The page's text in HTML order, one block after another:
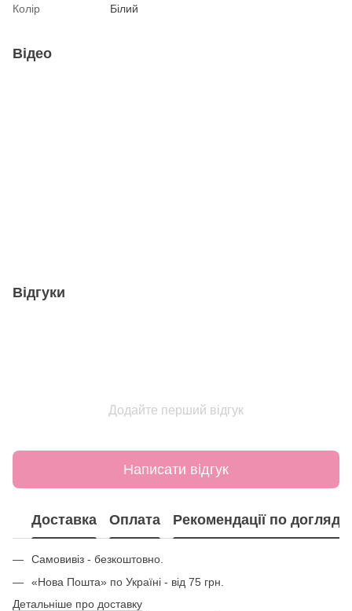
Колір
Білий
Відео
Відгуки
Додайте перший відгук
Написати відгук
Доставка Оплата Рекомендації по догляду
Самовивіз - безкоштовно.
«Нова Пошта» по Україні - від 75 грн.
Детальніше про доставку